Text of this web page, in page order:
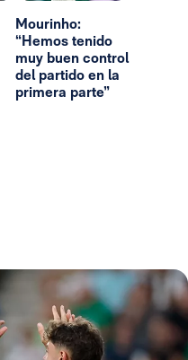
Mourinho:
“Hemos tenido
muy buen control
del partido en la
primera parte”